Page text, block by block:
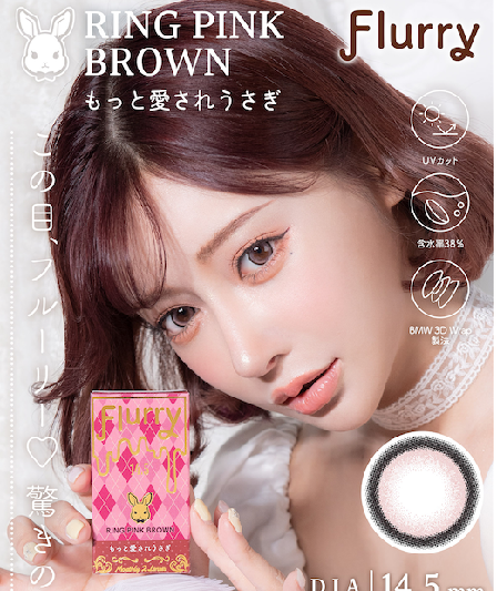
キャンセル ログアウトする